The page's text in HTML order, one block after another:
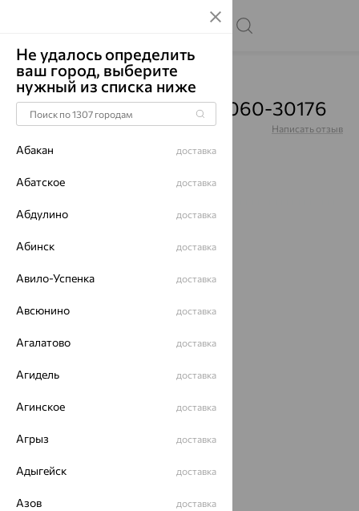
Главная Каталог Цепи
Цепь, золото, 330-01-0060-30176
Артикул:330-01-0060-30176 Написать отзыв
Не удалось определить
ваш город, выберите
нужный из списка ниже
Абакан доставка
Абатское доставка
Абдулино доставка
Абинск доставка
Авило-Успенка доставка
Авсюнино доставка
Агалатово доставка
Агидель доставка
Агинское доставка
Агрыз доставка
Адыгейск доставка
Азов доставка